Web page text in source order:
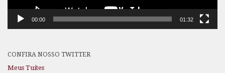
00:00 01:32
CONFIRA NOSSO TWITTER
Meus Tuítes